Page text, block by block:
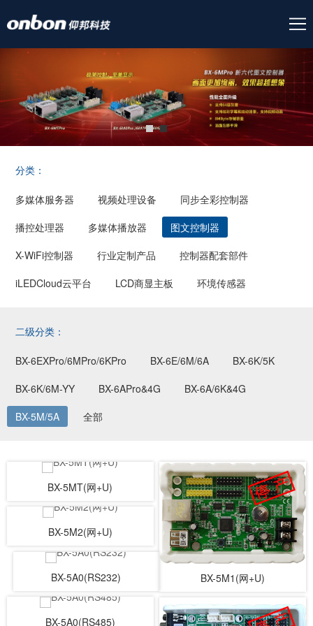
分类：
多媒体服务器 视频处理设备
同步全彩控制器
播控处理器
多媒体播放器
图文控制器
X-WiFi控制器
行业定制产品
控制器配套部件
iLEDCloud云平台
LCD商显主板 环境传感器
二级分类：
BX-6EXPro/6MPro/6KPro BX-6E/6M/6A
BX-6K/5K
BX-6K/6M-YY
BX-6APro&4G
BX-6A/6K&4G
BX-5M/5A
全部
BX-5MT(网+U)
BX-5M1(网+U)
BX-5M2(网+U)
BX-5A0(RS232)
BX-5A0(RS485)